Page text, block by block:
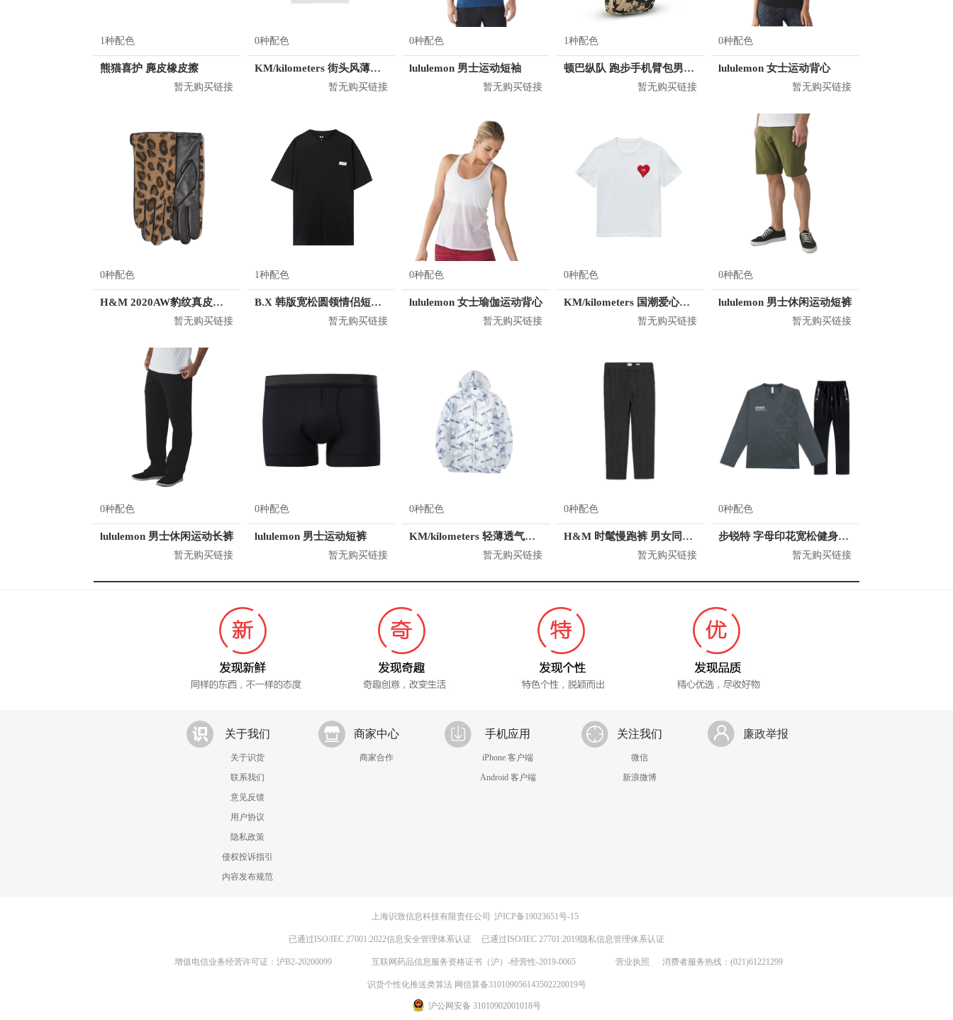
1种配色
熊猫喜护 麂皮橡皮擦
暂无购买链接
0种配色
KM/kilometers 街头风薄款印花短袖T恤 男女同款 M2X2108248
暂无购买链接
0种配色
lululemon 男士运动短袖
暂无购买链接
1种配色
顿巴纵队 跑步手机臂包男运动臂套多功能
暂无购买链接
0种配色
lululemon 女士运动背心
暂无购买链接
0种配色
H&M 2020AW豹纹真皮五指手套 0785505
暂无购买链接
1种配色
B.X 韩版宽松圆领情侣短袖T恤 男女同款 T-6202-002001
暂无购买链接
0种配色
lululemon 女士瑜伽运动背心
暂无购买链接
0种配色
KM/kilometers 国潮爱心短袖T恤 M2X2108466
暂无购买链接
0种配色
lululemon 男士休闲运动短裤
暂无购买链接
0种配色
lululemon 男士休闲运动长裤
暂无购买链接
0种配色
lululemon 男士运动短裤
暂无购买链接
0种配色
KM/kilometers 轻薄透气舒适情侣防晒衣 男女同款 K531J33006921
暂无购买链接
0种配色
H&M 时髦慢跑裤 男女同款 0920040
暂无购买链接
0种配色
步锐特 字母印花宽松健身速干两件套 男女同款 BR8685553
暂无购买链接
关于我们
关于识货
联系我们
意见反馈
用户协议
隐私政策
侵权投诉指引
内容发布规范
商家中心
商家合作
手机应用
iPhone 客户端
Android 客户端
关注我们
微信
新浪微博
廉政举报
上海识致信息科技有限责任公司 沪ICP备19023651号-15
已通过ISO/IEC 27001:2022信息安全管理体系认证 已通过ISO/IEC 27701:2019隐私信息管理体系认证
增值电信业务经营许可证：沪B2-20200099 互联网药品信息服务资格证书（沪）-经营性-2019-0065 营业执照 消费者服务热线：(021)61221299
识货个性化推送类算法 网信算备310109056143502220019号
沪公网安备 31010902001018号